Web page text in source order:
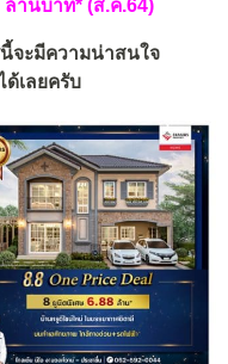
ล้านบาท* (ส.ค.64)
นี้จะมีความน่าสนใจ
ด้เลยครับ